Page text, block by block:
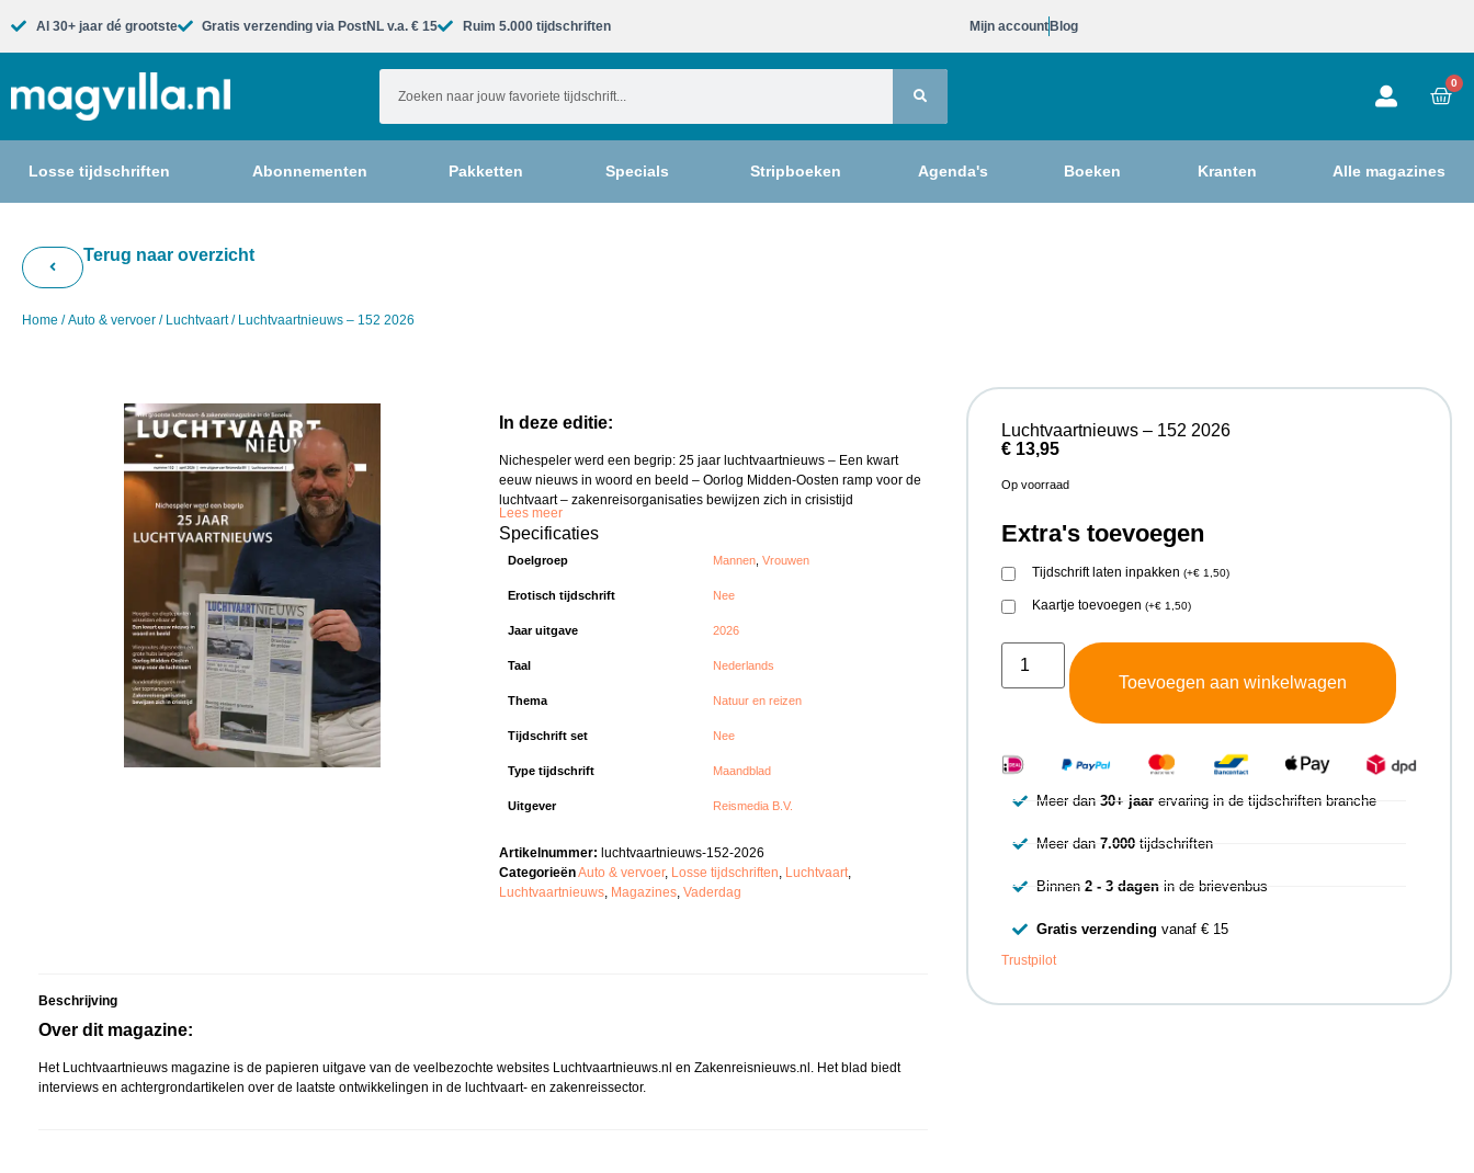
Al 30+ jaar dé grootste​ Gratis verzending via PostNL v.a. € 15 Ruim 5.000 tijdschriften​ Mijn account Blog
0
Losse tijdschriften Abonnementen Pakketten Specials Stripboeken Agenda's Boeken Kranten Alle magazines
Terug naar overzicht
Home /Auto & vervoer / Luchtvaart/ Luchtvaartnieuws – 152 2026
In deze editie:
Nichespeler werd een begrip: 25 jaar luchtvaartnieuws – Een kwart
eeuw nieuws in woord en beeld – Oorlog Midden-Oosten ramp voor de
luchtvaart – zakenreisorganisaties bewijzen zich in crisistijd
Lees meer
Specificaties
Doelgroep Mannen ,Vrouwen
Erotisch tijdschrift Nee
Jaar uitgave 2026
Taal Nederlands
Thema Natuur en reizen
Tijdschrift set Nee
Type tijdschrift Maandblad
Uitgever Reismedia B.V.
Artikelnummer:luchtvaartnieuws-152-2026
CategorieënAuto & vervoer, Losse tijdschriften, Luchtvaart,
Luchtvaartnieuws, Magazines,Vaderdag
Beschrijving
Over dit magazine:
Het Luchtvaartnieuws magazine is de papieren uitgave van de veelbezochte websites Luchtvaartnieuws.nl en Zakenreisnieuws.nl. Het blad biedt
interviews en achtergrondartikelen over de laatste ontwikkelingen in de luchtvaart- en zakenreissector.
Luchtvaartnieuws – 152 2026
€13,95
Op voorraad
Extra's toevoegen
Tijdschrift laten inpakken (+€1,50)
Kaartje toevoegen (+€1,50)
Toevoegen aan winkelwagen
Meer dan30+ jaar ervaring in de tijdschriften branche
Meer dan7.000 tijdschriften
Binnen2 - 3 dagen in de brievenbus
Gratis verzending vanaf € 15
Trustpilot